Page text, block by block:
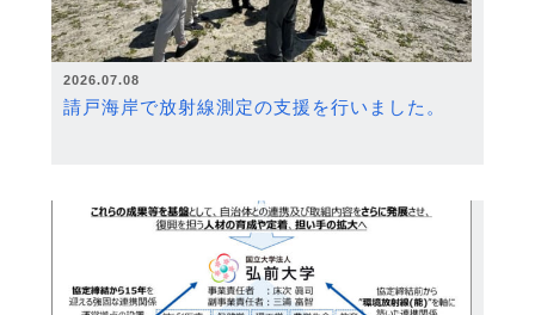
2026.07.08
請戸海岸で放射線測定の支援を行いました。